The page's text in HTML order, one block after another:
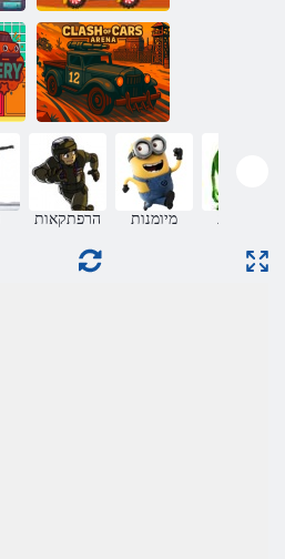
הקותמ תיאשמ
הנרא תוינוכמ
תושגנתה
הרפתקאות מיומנות מפלצות